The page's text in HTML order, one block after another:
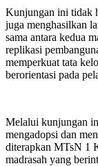
Kunjungan ini tidak
juga menghasilkan
sama antara kedua
replikasi
memperkuat tata
berorientasi pada
Melalui kunjungan
mengadopsi dan
diterapkan MTsN 1
madrasah yang